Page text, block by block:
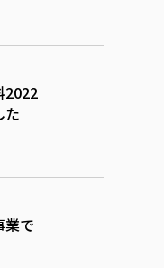
2022
た
業で